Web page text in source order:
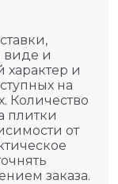
виде и
характер и
на
Количество
плитки
от
заказа.